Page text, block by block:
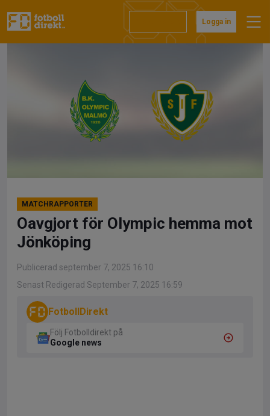
till
Logga in
MATCHRAPPORTER
Oavgjort för Olympic hemma mot
Jönköping
Publicerad september 7, 2025 16:10
Senast Redigerad September 7, 2025 16:59
FotbollDirekt
Följ Fotbolldirekt på
Google news